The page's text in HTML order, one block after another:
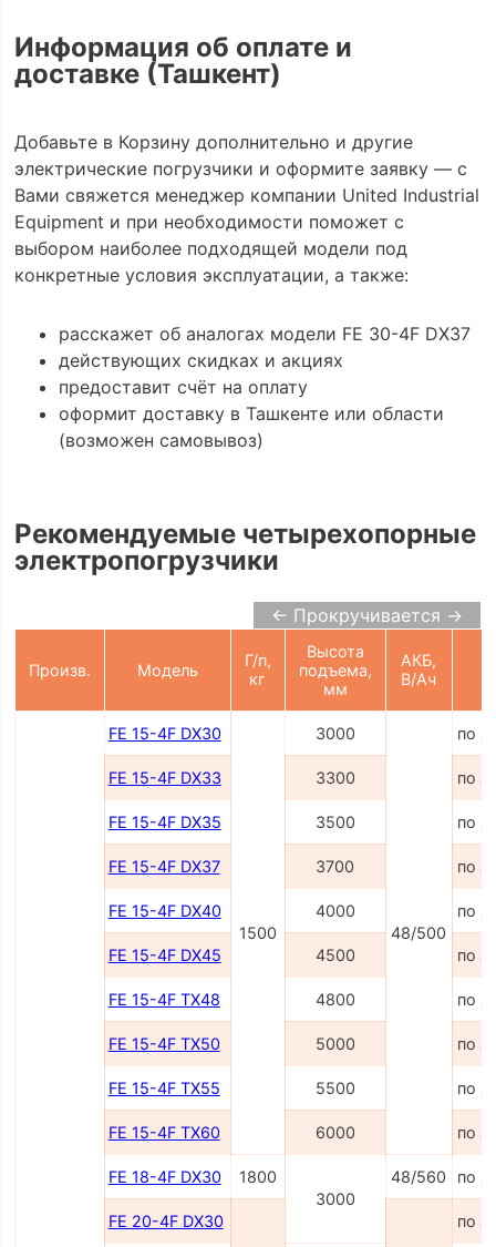
Информация об оплате и
доставке (Ташкент)
Добавьте в Корзину дополнительно и другие
электрические погрузчики и оформите заявку — с
Вами свяжется менеджер компании United Industrial
Equipment и при необходимости поможет с
выбором наиболее подходящей модели под
конкретные условия эксплуатации, а также:
расскажет об аналогах модели FE 30-4F DX37
действующих скидках и акциях
предоставит счёт на оплату
оформит доставку в Ташкенте или области
(возможен самовывоз)
Рекомендуемые четырехопорные
электропогрузчики
← Прокручивается →
Произв. Модель
Г/п,
кг
Высота
подъема,
мм
АКБ,
В/Ач
FE 15-4F DX30
1500
3000
48/500
по
FE 15-4F DX33 3300 по
FE 15-4F DX35 3500 по
FE 15-4F DX37 3700 по
FE 15-4F DX40 4000 по
FE 15-4F DX45 4500 по
FE 15-4F TX48 4800 по
FE 15-4F TX50 5000 по
FE 15-4F TX55 5500 по
FE 15-4F TX60 6000 по
FE 18-4F DX30
1800
3000
48/560 по
FE 20-4F DX30 по